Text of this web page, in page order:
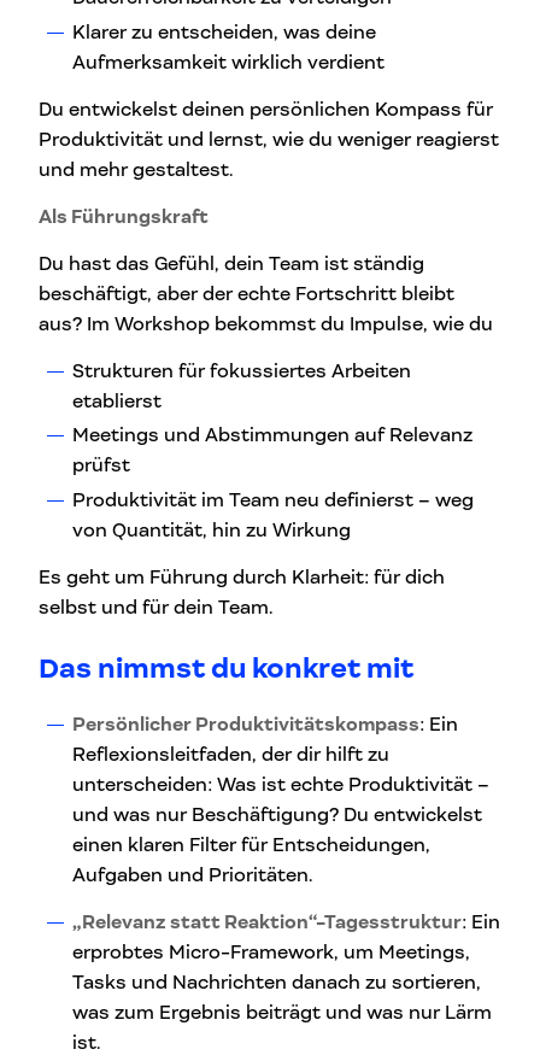
Klarer zu entscheiden, was deine
Aufmerksamkeit wirklich verdient
Du entwickelst deinen persönlichen Kompass für
Produktivität und lernst, wie du weniger reagierst
und mehr gestaltest.
Als Führungskraft
Du hast das Gefühl, dein Team ist ständig
beschäftigt, aber der echte Fortschritt bleibt
aus? Im Workshop bekommst du Impulse, wie du
Strukturen für fokussiertes Arbeiten
etablierst
Meetings und Abstimmungen auf Relevanz
prüfst
Produktivität im Team neu definierst – weg
von Quantität, hin zu Wirkung
Es geht um Führung durch Klarheit: für dich
selbst und für dein Team.
Das nimmst du konkret mit
Persönlicher Produktivitätskompass: Ein
Reflexionsleitfaden, der dir hilft zu
unterscheiden: Was ist echte Produktivität –
und was nur Beschäftigung? Du entwickelst
einen klaren Filter für Entscheidungen,
Aufgaben und Prioritäten.
„Relevanz statt Reaktion“-Tagesstruktur: Ein
erprobtes Micro-Framework, um Meetings,
Tasks und Nachrichten danach zu sortieren,
was zum Ergebnis beiträgt und was nur Lärm
ist.